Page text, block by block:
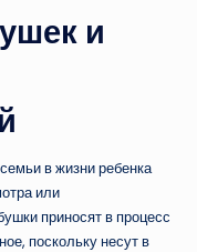
и
в жизни ребенка
или
приносят в процесс
поскольку несут в